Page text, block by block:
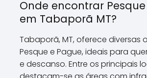
Onde encontrar
em Tabaporã MT?
Tabaporã, MT, oferece diversas
Pesque e Pague, ideais para
e descanso. Entre os principais